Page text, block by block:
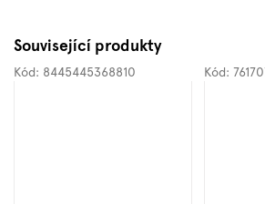
Související produkty
Kód: 8445445368810 Kód: